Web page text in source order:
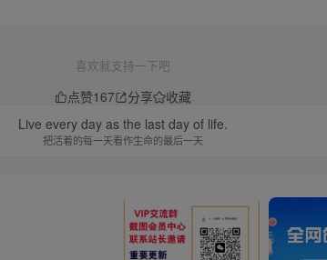
喜欢就支持一下吧
点赞167 分享
收藏
Live every day as the last day of life.
把活着的每一天看作生命的最后一天